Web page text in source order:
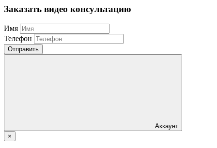
Заказать видео консультацию
Имя
Телефон
Отправить
Аккаунт
×